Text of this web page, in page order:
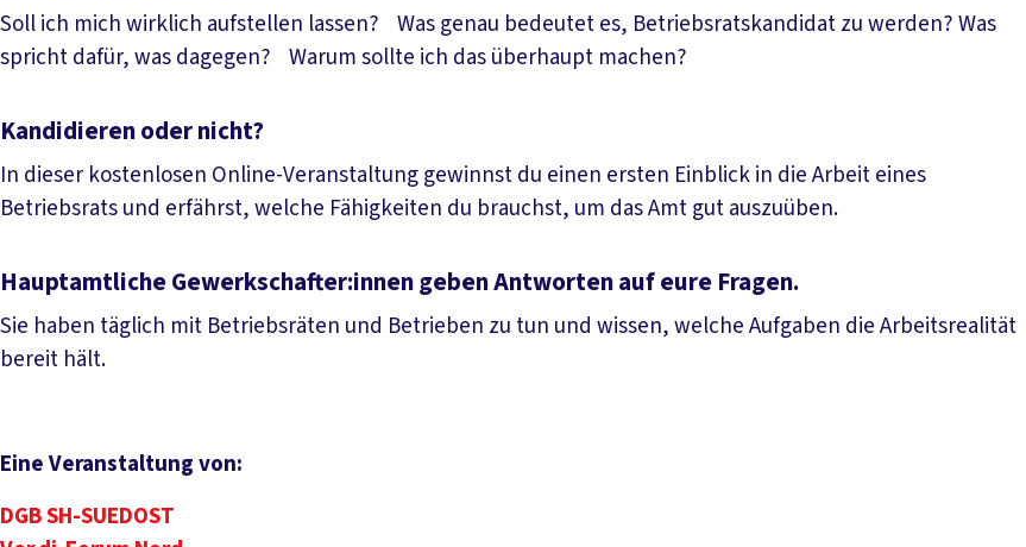
Soll ich mich wirklich aufstellen lassen? Was genau bedeutet es, Betriebsratskandidat zu werden? Was
spricht dafür, was dagegen? Warum sollte ich das überhaupt machen?
Kandidieren oder nicht?
In dieser kostenlosen Online-Veranstaltung gewinnst du einen ersten Einblick in die Arbeit eines
Betriebsrats und erfährst, welche Fähigkeiten du brauchst, um das Amt gut auszuüben.
Hauptamtliche Gewerkschafter:innen geben Antworten auf eure Fragen.
Sie haben täglich mit Betriebsräten und Betrieben zu tun und wissen, welche Aufgaben die Arbeitsrealität
bereit hält.
Eine Veranstaltung von:
DGB SH-SUEDOST